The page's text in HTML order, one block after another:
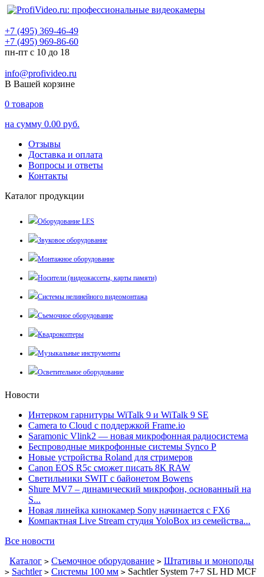
+7 (495) 369-46-49
+7 (495) 969-86-60
пн-пт с 10 до 18
info@profivideo.ru
В Вашей корзине
0 товаров
на сумму 0.00 руб.
Отзывы
Доставка и оплата
Вопросы и ответы
Контакты
Каталог продукции
Оборудование LES
Звуковое оборудование
Монтажное оборудование
Носители (видеокассеты, карты памяти)
Системы нелинейного видеомонтажа
Съемочное оборудование
Квадрокоптеры
Музыкальные инструменты
Осветительное оборудование
Новости
Интерком гарнитуры WiTalk 9 и WiTalk 9 SE
Camera to Cloud с поддержкой Frame.io
Saramonic Vlink2 — новая микрофонная радиосистема
Беспроводные микрофонные системы Synco P
Новые устройства Roland для стримеров
Canon EOS R5c сможет писать 8К RAW
Светильники SWIT с байонетом Bowens
Shure MV7 – динамический микрофон, основанный на
S...
Новая линейка кинокамер Sony начинается с FX6
Компактная Live Stream студия YoloBox из семейства...
Все новости
Каталог > Съемочное оборудование > Штативы и моноподы
> Sachtler > Системы 100 мм > Sachtler System 7+7 SL HD MCF